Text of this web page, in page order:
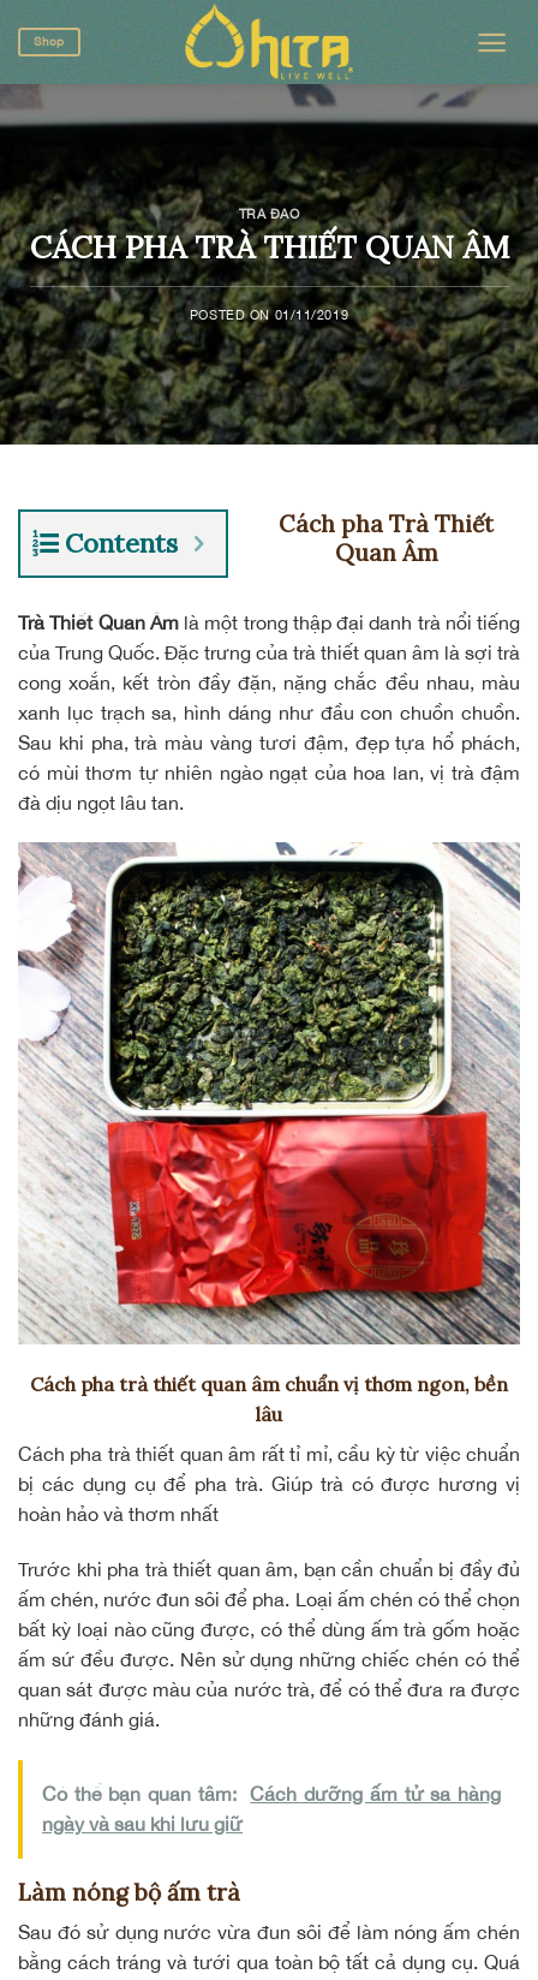
Skip
to
content
Shop
TRÀ ĐẠO
CÁCH PHA TRÀ THIẾT QUAN ÂM
POSTED ON 01/11/2019
Contents
Cách pha Trà Thiết
Quan Âm
Trà Thiết Quan Âmlà một trong thập đại danh trà nổi tiếng
của Trung Quốc. Đặc trưng của trà thiết quan âm là sợi trà
cong xoắn, kết tròn đầy đặn, nặng chắc đều nhau, màu
xanh lục trạch sa, hình dáng như đầu con chuồn chuồn.
Sau khi pha, trà màu vàng tươi đậm, đẹp tựa hổ phách,
có mùi thơm tự nhiên ngào ngạt của hoa lan, vị trà đậm
đà dịu ngọt lâu tan.
Cách pha trà thiết quan âm chuẩn vị thơm ngon, bền
lâu
Cách pha trà thiết quan âm rất tỉ mỉ, cầu kỳ từ việc chuẩn
bị các dụng cụ để pha trà. Giúp trà có được hương vị
hoàn hảo và thơm nhất
Trước khi pha trà thiết quan âm, bạn cần chuẩn bị đầy đủ
ấm chén, nước đun sôi để pha. Loại ấm chén có thể chọn
bất kỳ loại nào cũng được, có thể dùng ấm trà gốm hoặc
ấm sứ đều được. Nên sử dụng những chiếc chén có thể
quan sát được màu của nước trà, để có thể đưa ra được
những đánh giá.
Có thể bạn quan tâm:
Cách dưỡng ấm tử sa hàng
ngày và sau khi lưu giữ
Làm nóng bộ ấm trà
Sau đó sử dụng nước vừa đun sôi để làm nóng ấm chén
bằng cách tráng và tưới qua toàn bộ tất cả dụng cụ. Quá